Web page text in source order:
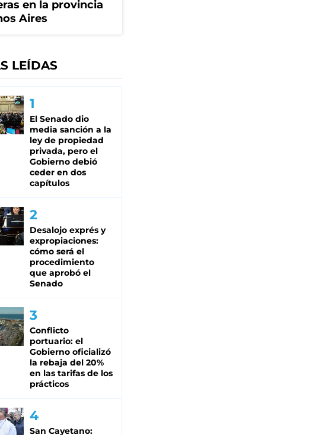
en la provincia
Aires
LEÍDAS
El Senado dio
media sanción a la
ley de propiedad
privada, pero el
Gobierno debió
ceder en dos
capítulos
Desalojo exprés y
expropiaciones:
cómo será el
procedimiento
que aprobó el
Senado
Conflicto
portuario: el
Gobierno oficializó
la rebaja del 20%
en las tarifas de los
prácticos
San Cayetano: